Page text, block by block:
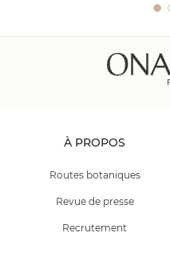
À PROPOS
Routes botaniques
Revue de presse
Recrutement